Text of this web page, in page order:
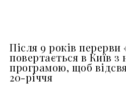
Після 9 років перерви
повертається в Київ з
програмою, щоб
20-річчя